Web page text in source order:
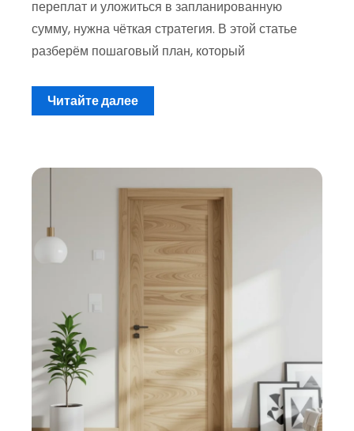
переплат и уложиться в запланированную
сумму, нужна чёткая стратегия. В этой статье
разберём пошаговый план, который
Читайте далее